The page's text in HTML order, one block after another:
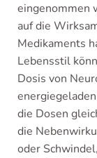
eingenommen
auf die
Medikaments
Lebensstil
Dosis von
die Dosen
die
oder